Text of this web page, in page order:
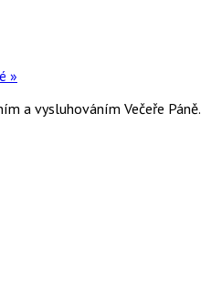
»
a vysluhováním Večeře Páně.